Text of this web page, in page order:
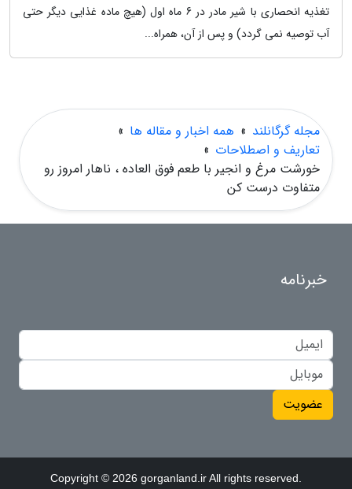
تغذیه انحصاری با شیر مادر در 6 ماه اول (هیچ ماده غذایی دیگر حتی
آب توصیه نمی گردد) و پس از آن، همراه...
مجله گرگانلند » همه اخبار و مقاله ها »
تعاریف و اصطلاحات »
خورشت مرغ و انجیر با طعم فوق العاده ، ناهار امروز رو
متفاوت درست کن
خبرنامه
عضویت
Copyright © 2026 gorganland.ir All rights reserved.